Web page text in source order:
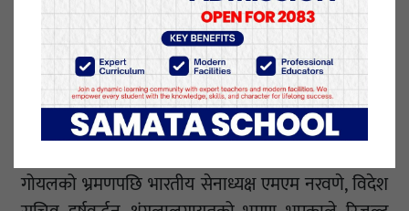
रअ प्रमुखसँग प्रधानमन्त्रीले राति सुटुक्क भेट्ने
कुरा मिलेन स् रावल
गोयलको भ्रमण अपारदर्शी भएको भन्न नमिल्ने ज्ञवालीको तर्क
थियो । प्रधानमन्त्री ओलीसँग भेट गरेको कुरा सार्वजनिक
गरिएकाले त्यलाई अपारदर्शी भन्न नहुने ज्ञवालीको तर्क थियो ।
गोयलको भ्रमणपछि भारतीय सेनाध्यक्ष एमएम नरवणे, विदेश